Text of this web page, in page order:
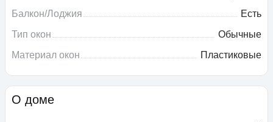
Балкон/Лоджия
Есть
Тип окон
Обычные
Материал окон
Пластиковые
О доме